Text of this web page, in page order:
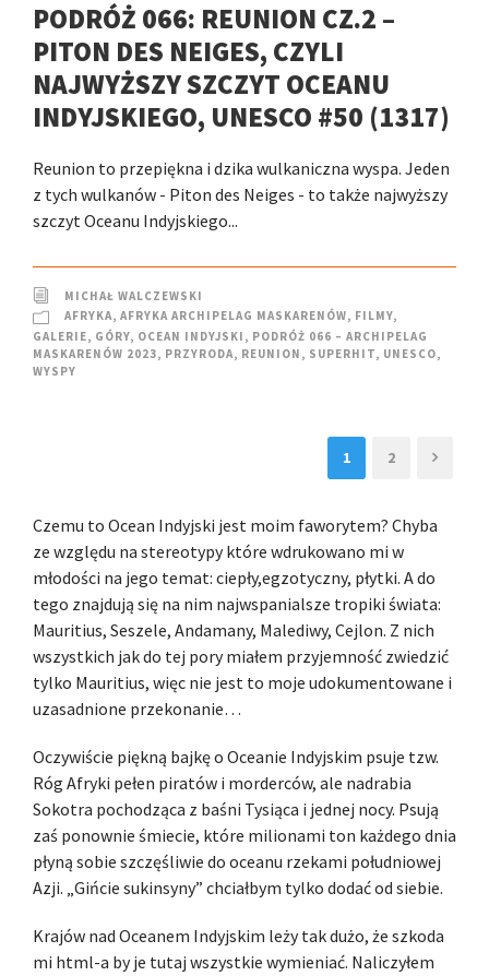
PODRÓŻ 066: REUNION CZ.2 –
PITON DES NEIGES, CZYLI
NAJWYŻSZY SZCZYT OCEANU
INDYJSKIEGO, UNESCO #50 (1317)
Reunion to przepiękna i dzika wulkaniczna wyspa. Jeden
z tych wulkanów - Piton des Neiges - to także najwyższy
szczyt Oceanu Indyjskiego...
MICHAŁ WALCZEWSKI
AFRYKA, AFRYKA ARCHIPELAG MASKARENÓW, FILMY,
GALERIE, GÓRY, OCEAN INDYJSKI , PODRÓŻ 066 – ARCHIPELAG
MASKARENÓW 2023, PRZYRODA, REUNION , SUPERHIT, UNESCO,
WYSPY
1 2
Czemu to Ocean Indyjski jest moim faworytem? Chyba
ze względu na stereotypy które wdrukowano mi w
młodości na jego temat: ciepły,egzotyczny, płytki. A do
tego znajdują się na nim najwspanialsze tropiki świata:
Mauritius, Seszele, Andamany, Malediwy, Cejlon. Z nich
wszystkich jak do tej pory miałem przyjemność zwiedzić
tylko Mauritius, więc nie jest to moje udokumentowane i
uzasadnione przekonanie…
Oczywiście piękną bajkę o Oceanie Indyjskim psuje tzw.
Róg Afryki pełen piratów i morderców, ale nadrabia
Sokotra pochodząca z baśni Tysiąca i jednej nocy. Psują
zaś ponownie śmiecie, które milionami ton każdego dnia
płyną sobie szczęśliwie do oceanu rzekami południowej
Azji. „Gińcie sukinsyny” chciałbym tylko dodać od siebie.
Krajów nad Oceanem Indyjskim leży tak dużo, że szkoda
mi html-a by je tutaj wszystkie wymieniać. Naliczyłem